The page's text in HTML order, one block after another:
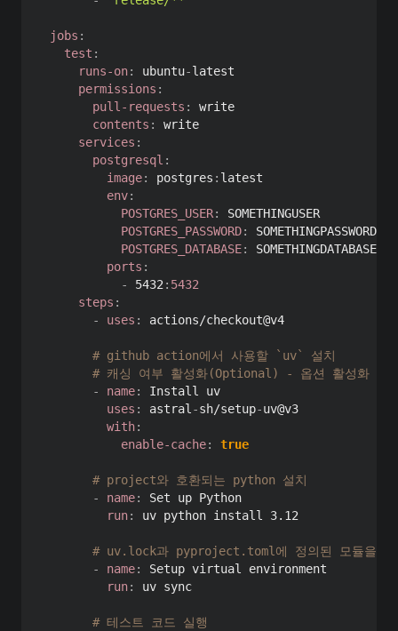
jobs :
test :
runs-on: ubuntu-latest
permissions :
pull-requests :
write
contents :
write
services :
postgresql :
image: postgres : latest
env:
POSTGRES_USER:
SOMETHINGUSER
POSTGRES_PASSWORD:
SOMETHINGPASSWORD
POSTGRES_DATABASE:
SOMETHINGDATABASE
ports :
-
5432 : 5432
steps :
-
uses : actions/checkout@v4
# github action에서 사용할 `uv` 설치
# 캐싱 여부 활성화(Optional) - 옵션 활성화 시
-
name:
Install uv
uses : astral -sh/setup-uv@v3
with:
enable-cache: true
# project와 호환되는 python 설치
-
name:
Set up Python
run: uv python install 3.12
# uv.lock과 pyproject.toml에 정의된 모듈을
-
name:
Setup virtual environment
run: uv sync
# 테스트 코드 실행